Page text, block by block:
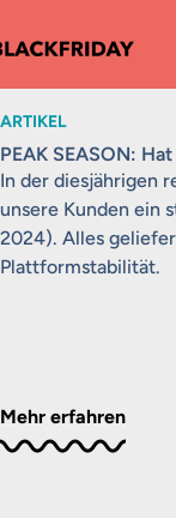
ARTIKEL
PEAK SEASON:
In der diesjährigen
unsere Kunden ein
2024). Alles
Plattformstabilität.
Mehr erfahren